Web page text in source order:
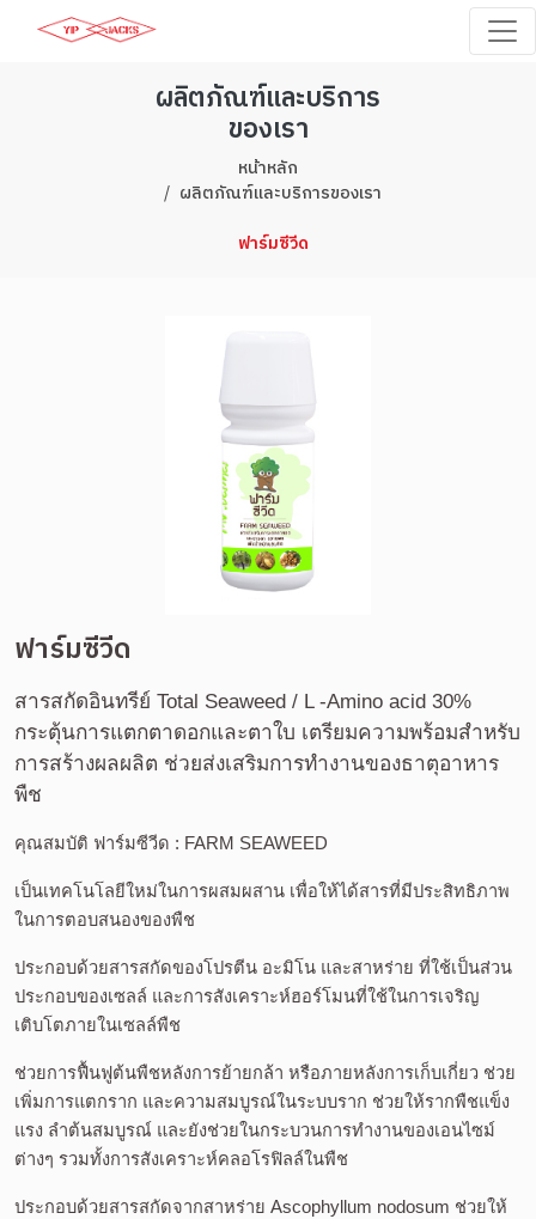
ผลิตภัณฑ์และบริการ
ของเรา
หน้าหลัก
ผลิตภัณฑ์และบริการของเรา
ฟาร์มซีวีด
ฟาร์มซีวีด
สารสกัดอินทรีย์ Total Seaweed / L -Amino acid 30%
กระตุ้นการแตกตาดอกและตาใบ เตรียมความพร้อมสำหรับ
การสร้างผลผลิต ช่วยส่งเสริมการทำงานของธาตุอาหาร
พืช
คุณสมบัติ ฟาร์มซีวีด : FARM SEAWEED
เป็นเทคโนโลยีใหม่ในการผสมผสาน เพื่อให้ได้สารที่มีประสิทธิภาพ
ในการตอบสนองของพืช
ประกอบด้วยสารสกัดของโปรตีน อะมิโน และสาหร่าย ที่ใช้เป็นส่วน
ประกอบของเซลล์ และการสังเคราะห์ฮอร์โมนที่ใช้ในการเจริญ
เติบโตภายในเซลล์พืช
ช่วยการฟื้นฟูต้นพืชหลังการย้ายกล้า หรือภายหลังการเก็บเกี่ยว ช่วย
เพิ่มการแตกราก และความสมบูรณ์ในระบบราก ช่วยให้รากพืชแข็ง
แรง ลำต้นสมบูรณ์ และยังช่วยในกระบวนการทำงานของเอนไซม์
ต่างๆ รวมทั้งการสังเคราะห์คลอโรฟิลล์ในพืช
ประกอบด้วยสารสกัดจากสาหร่าย Ascophyllum nodosum ช่วยให้